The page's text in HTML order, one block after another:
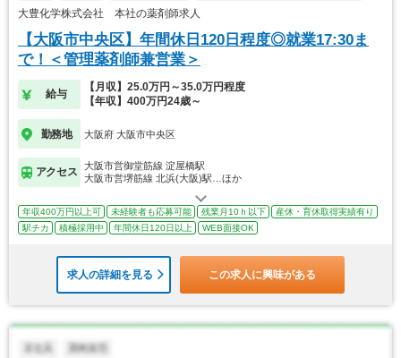
大豊化学株式会社 本社の薬剤師求人
【大阪市中央区】年間休日120日程度◎就業17:30ま
で！＜管理薬剤師兼営業＞
給与
【月収】25.0万円～35.0万円程度
【年収】400万円24歳～
勤務地 大阪府 大阪市中央区
アクセス
大阪市営御堂筋線 淀屋橋駅
大阪市営堺筋線 北浜(大阪)駅…ほか
年収400万円以上可 未経験者も応募可能 残業月10ｈ以下
産休・育休取得実績有り
駅チカ
積極採用中 年間休日120日以上 WEB面接OK
求人の詳細を見る この求人に興味がある